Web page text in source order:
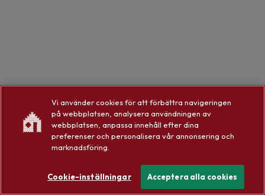
Vi använder cookies för att förbättra navigeringen
på webbplatsen, analysera användningen av
webbplatsen, anpassa innehåll efter dina
preferenser och personalisera vår annonsering och
marknadsföring.
Cookie-inställningar Acceptera alla cookies